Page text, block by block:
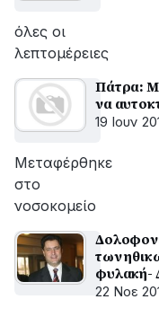
όλες οι
λεπτομέρειες
Πάτρα:
να
19 Ιουν
Μεταφέρθηκε
στο
νοσοκομείο
των
φυλακή-
22 Νοε